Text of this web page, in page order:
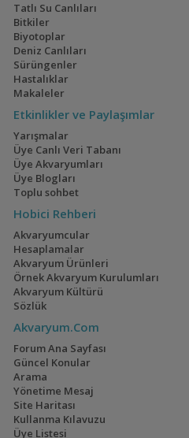
Tatlı Su Canlıları
Bitkiler
Biyotoplar
Deniz Canlıları
Sürüngenler
Hastalıklar
Makaleler
Etkinlikler ve Paylaşımlar
Yarışmalar
Üye Canlı Veri Tabanı
Üye Akvaryumları
Üye Blogları
Toplu sohbet
Hobici Rehberi
Akvaryumcular
Hesaplamalar
Akvaryum Ürünleri
Örnek Akvaryum Kurulumları
Akvaryum Kültürü
Sözlük
Akvaryum.Com
Forum Ana Sayfası
Güncel Konular
Arama
Yönetime Mesaj
Site Haritası
Kullanma Kılavuzu
Üye Listesi